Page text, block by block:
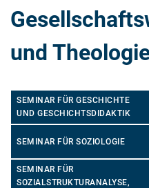
und
SEMINAR FÜR GESCHICHTE
UND GESCHICHTSDIDAKTIK
SEMINAR FÜR SOZIOLOGIE
SEMINAR FÜR
SOZIALSTRUKTURANALYSE,